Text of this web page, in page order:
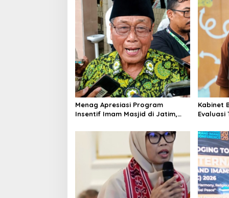
v
i
g
a
t
i
o
n
Menag Apresiasi Program
Insentif Imam Masjid di Jatim,
Kabinet
Evaluasi